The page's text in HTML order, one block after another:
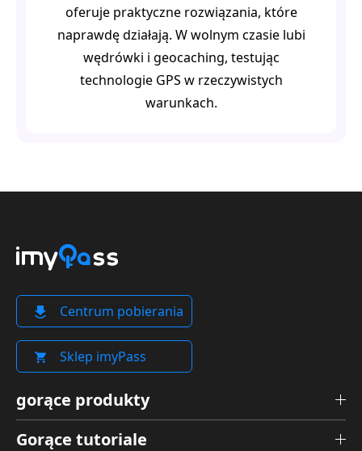
oferuje praktyczne rozwiązania, które
naprawdę działają. W wolnym czasie lubi
wędrówki i geocaching, testując
technologie GPS w rzeczywistych
warunkach.
Centrum pobierania
Sklep imyPass
gorące produkty
Gorące tutoriale